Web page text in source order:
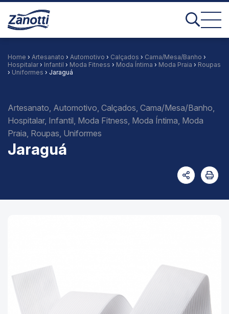
Home › Artesanato › Automotivo › Calçados › Cama/Mesa/Banho ›
Hospitalar› Infantil › Moda Fitness › Moda Íntima › Moda Praia › Roupas
› Uniformes › Jaraguá
Artesanato, Automotivo, Calçados, Cama/Mesa/Banho,
Hospitalar, Infantil, Moda Fitness, Moda Íntima, Moda
Praia, Roupas, Uniformes
Jaraguá